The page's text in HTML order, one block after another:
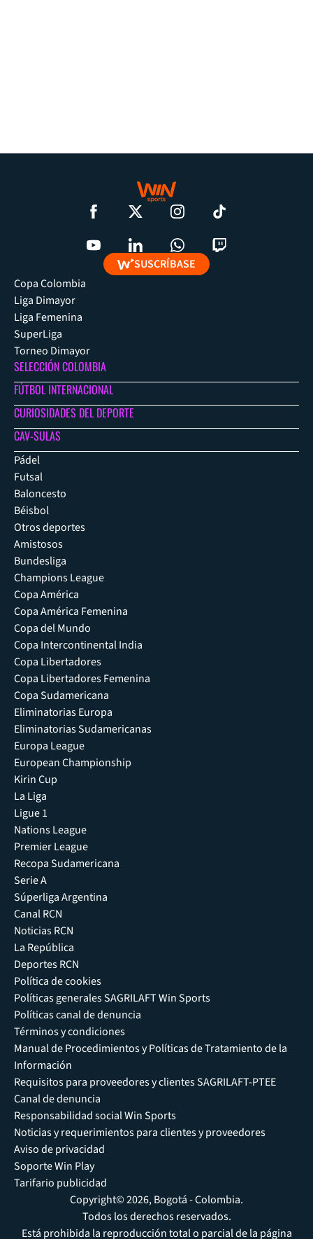
SUSCRÍBASE
Copa Colombia
Liga Dimayor
Liga Femenina
SuperLiga
Torneo Dimayor
SELECCIÓN COLOMBIA
FÚTBOL INTERNACIONAL
CURIOSIDADES DEL DEPORTE
CAV-SULAS
Pádel
Futsal
Baloncesto
Béisbol
Otros deportes
Amistosos
Bundesliga
Champions League
Copa América
Copa América Femenina
Copa del Mundo
Copa Intercontinental India
Copa Libertadores
Copa Libertadores Femenina
Copa Sudamericana
Eliminatorias Europa
Eliminatorias Sudamericanas
Europa League
European Championship
Kirin Cup
La Liga
Ligue 1
Nations League
Premier League
Recopa Sudamericana
Serie A
Súperliga Argentina
Canal RCN
Noticias RCN
La República
Deportes RCN
Política de cookies
Políticas generales SAGRILAFT Win Sports
Políticas canal de denuncia
Términos y condiciones
Manual de Procedimientos y Políticas de Tratamiento de la
Información
Requisitos para proveedores y clientes SAGRILAFT-PTEE
Canal de denuncia
Responsabilidad social Win Sports
Noticias y requerimientos para clientes y proveedores
Aviso de privacidad
Soporte Win Play
Tarifario publicidad
Copyright© 2026, Bogotá - Colombia.
Todos los derechos reservados.
Está prohibida la reproducción total o parcial de la página